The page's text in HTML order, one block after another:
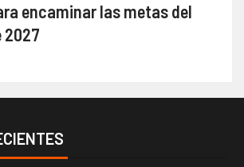
encaminar las metas del
2027